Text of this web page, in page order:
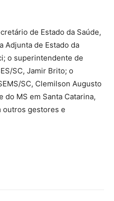
de Estado da Saúde,
Adjunta de Estado da
o superintendente de
SC, Jamir Brito; o
SC, Clemilson Augusto
MS em Santa Catarina,
outros gestores e